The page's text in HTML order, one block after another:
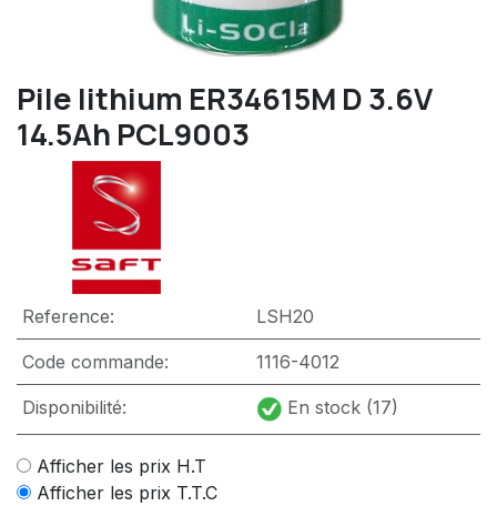
Pile lithium ER34615M D 3.6V
14.5Ah PCL9003
Reference: LSH20
Code commande: 1116-4012
Disponibilité: En stock (17)
Afficher les prix H.T
Afficher les prix T.T.C